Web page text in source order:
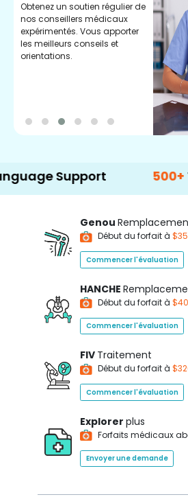
Obtenez un soutien régulier de
nos conseillers médicaux
expérimentés. Vous apporter
les meilleurs conseils et
orientations.
500+
Genou
Début du forfait à
Commencer l'évaluation
HANCHE
Début du forfait à
Commencer l'évaluation
FIV Traitement
Début du forfait à
Commencer l'évaluation
Explorer plus
Forfaits médicaux
Envoyer une demande